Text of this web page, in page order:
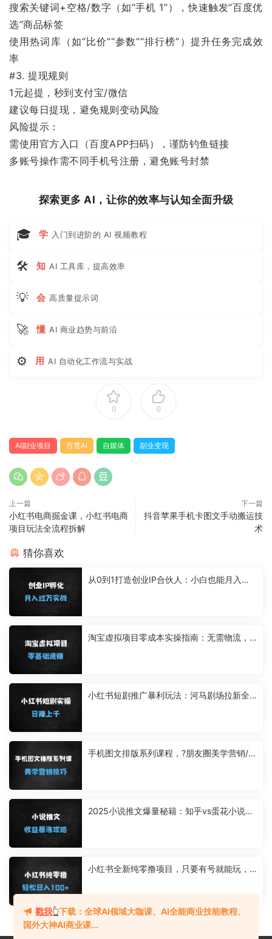
搜索关键词+空格/数字（如“手机 1”），快速触发“百度优
选”商品标签
使用热词库（如“比价”“参数”“排行榜”）提升任务完成效
率
#3. 提现规则
1元起提，秒到支付宝/微信
建议每日提现，避免规则变动风险
风险提示：
需使用官方入口（百度APP扫码），谨防钓鱼链接
多账号操作需不同手机号注册，避免账号封禁
探索更多 AI，让你的效率与认知全面升级
🎓 学 入门到进阶的 AI 视频教程
🛠 知 AI 工具库，提高效率
💡 会 高质量提示词
🚀 懂 AI 商业趋势与前沿
⚙ 用 AI 自动化工作流与实战
0 0
AI副业项目 百度AI 自媒体 副业变现
上一篇
小红书电商掘金课，小红书电商
项目玩法全流程拆解
下一篇
抖音苹果手机卡图文手动搬运技
术
猜你喜欢
从0到1打造创业IP合伙人：小白也能月入过
淘宝虚拟项目零成本实操指南：无需物流，
小红书短剧推广暴利玩法：河马剧场拉新全
手机图文排版系列课程，?朋友圈美学营销/图
2025小说推文爆量秘籍：知乎vs蛋花小说平
小红书全新纯零撸项目，只要有号就能玩，
戳我👆下载：全球AI领域大咖课、AI全能商业技能教程、
国外大神AI商业课...